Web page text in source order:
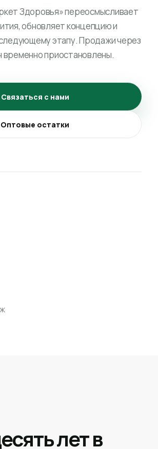
Здоровья» переосмысливает
обновляет концепцию и
этапу. Продажи через
временно приостановлены.
Связаться с нами
Оптовые остатки
лет в